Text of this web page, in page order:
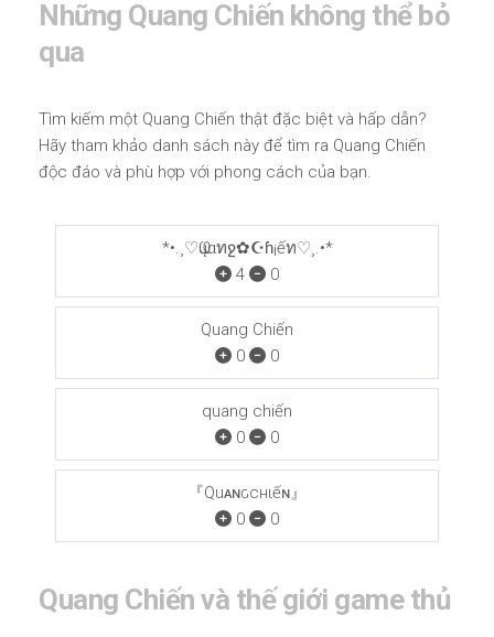
Những Quang Chiến không thể bỏ
qua
Tìm kiếm một Quang Chiến thật đặc biệt và hấp dẫn?
Hãy tham khảo danh sách này để tìm ra Quang Chiến
độc đáo và phù hợp với phong cách của bạn.
*•.¸♡Ҩųαทջ✿☪ɦ¡ếท♡¸.•*
4
0
Quang Chiến
0
0
quang chiến
0
0
『Quᴀɴԍcнιếɴ』
0
0
Quang Chiến và thế giới game thủ